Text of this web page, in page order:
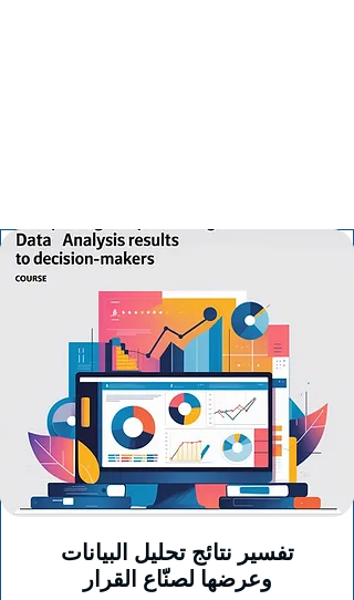
تفسير نتائج تحليل البيانات
وعرضها لصنّاع القرار